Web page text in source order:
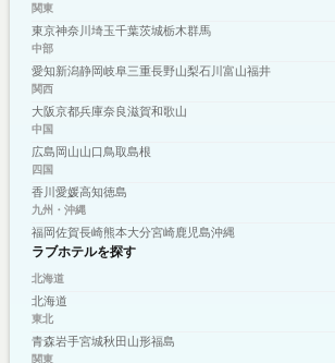
関東
東京神奈川 埼玉千葉茨城栃木群馬
中部
愛知新潟静岡岐阜三重長野山梨石川 富山福井
関西
大阪京都兵庫奈良滋賀和歌山
中国
広島 岡山山口鳥取島根
四国
香川 愛媛高知徳島
九州・沖縄
福岡佐賀長崎熊本大分宮崎鹿児島沖縄
ラブホテルを探す
北海道
北海道
東北
青森岩手宮城秋田 山形福島
関東